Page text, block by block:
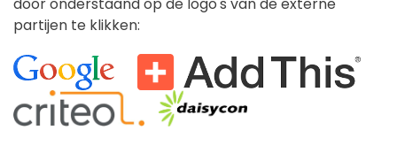
partijen te klikken: